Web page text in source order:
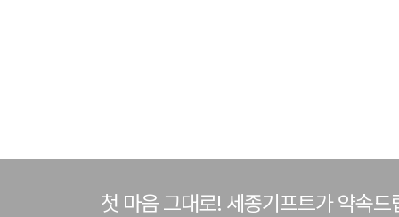
첫 마음 그대로! 세종기프트가 약속드